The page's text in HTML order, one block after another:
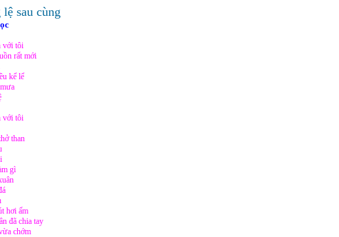
sau cùng
với tôi
rất mới
kể lể
với tôi
than
gì
hơi ấm
đã chia tay
chớm